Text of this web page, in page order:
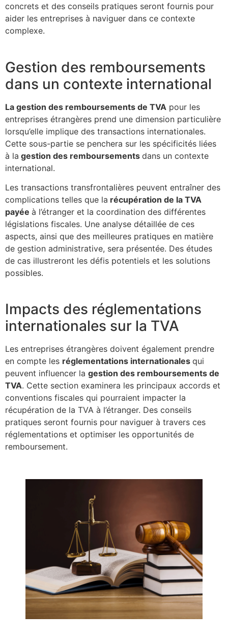
concrets et des conseils pratiques seront fournis pour
aider les entreprises à naviguer dans ce contexte
complexe.
Gestion des remboursements
dans un contexte international
La gestion des remboursements de TVA pour les
entreprises étrangères prend une dimension particulière
lorsqu’elle implique des transactions internationales.
Cette sous-partie se penchera sur les spécificités liées
à la gestion des remboursements dans un contexte
international.
Les transactions transfrontalières peuvent entraîner des
complications telles que la récupération de la TVA
payée à l’étranger et la coordination des différentes
législations fiscales. Une analyse détaillée de ces
aspects, ainsi que des meilleures pratiques en matière
de gestion administrative, sera présentée. Des études
de cas illustreront les défis potentiels et les solutions
possibles.
Impacts des réglementations
internationales sur la TVA
Les entreprises étrangères doivent également prendre
en compte les réglementations internationales qui
peuvent influencer la gestion des remboursements de
TVA. Cette section examinera les principaux accords et
conventions fiscales qui pourraient impacter la
récupération de la TVA à l’étranger. Des conseils
pratiques seront fournis pour naviguer à travers ces
réglementations et optimiser les opportunités de
remboursement.